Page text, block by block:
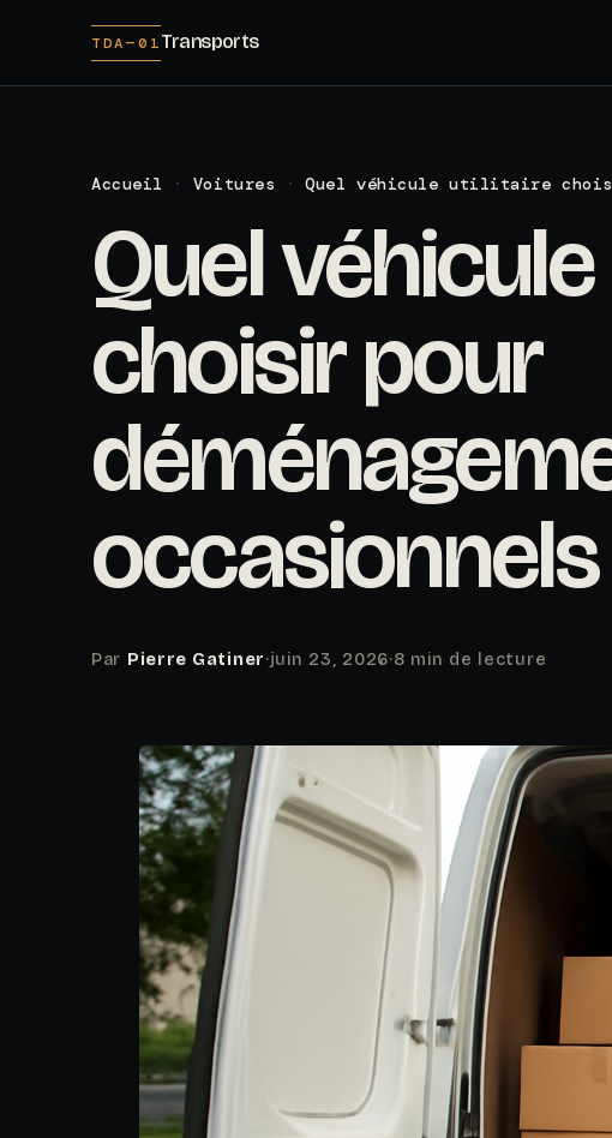
TDA—01Transports
Accueil · Voitures · Quel véhicule utilitaire choisir
Quel
choisir pour
occasionnels
Par Pierre Gatiner·juin 23, 2026·8 min de lecture